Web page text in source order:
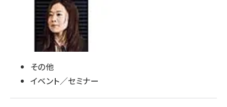
その他
イベント／セミナー